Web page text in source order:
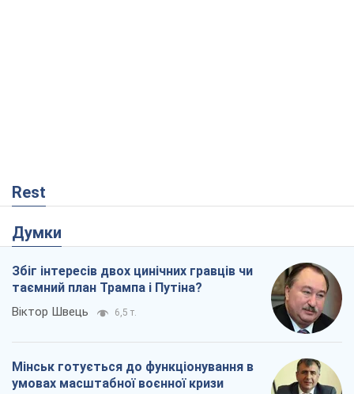
Rest
Думки
Збіг інтересів двох цинічних гравців чи
таємний план Трампа і Путіна?
Віктор Швець 6,5 т.
Мінськ готується до функціонування в
умовах масштабної воєнної кризи